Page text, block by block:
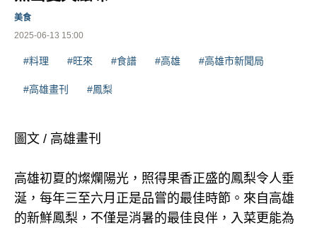
2025-06-13 15:00
美食
#料理 #旺來 #食譜 #高雄 #高雄市新聞局
#高雄畫刊 #鳳梨
圖文 / 高雄畫刊
高雄初夏的燦爛陽光，照得果香正盛的鳳梨令人垂
涎，每年三至六月正是品嘗的最佳時節。來自高雄
的新鮮鳳梨，不僅是消暑的最佳良伴，入菜更能為